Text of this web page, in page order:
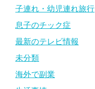
子連れ・幼児連れ旅行
息子のチック症
最新のテレビ情報
未分類
海外で副業